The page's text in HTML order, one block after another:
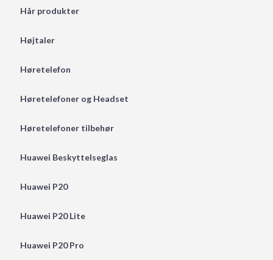
Hår produkter
Højtaler
Høretelefon
Høretelefoner og Headset
Høretelefoner tilbehør
Huawei Beskyttelseglas
Huawei P20
Huawei P20 Lite
Huawei P20 Pro